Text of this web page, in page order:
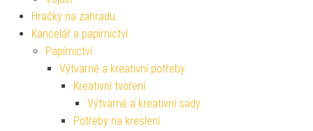
Hračky na zahradu
Kancelář a papírnictví
Papírnictví
Výtvarné a kreativní potřeby
Kreativní tvoření
Výtvarné a kreativní sady
Potřeby na kreslení